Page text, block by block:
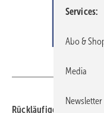
Rückläufige
Services
Abo &
Media
Newsletter